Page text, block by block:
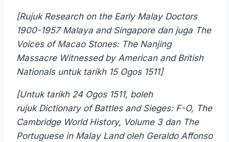
[Rujuk Research on the Early Malay Doctors
1900-1957 Malaya and Singapore dan juga The
Voices of Macao Stones: The Nanjing
Massacre Witnessed by American and British
Nationals untuk tarikh 15 Ogos 1511]
[Untuk tarikh 24 Ogos 1511, boleh
rujuk Dictionary of Battles and Sieges: F-O, The
Cambridge World History, Volume 3 dan The
Portuguese in Malay Land oleh Geraldo Affonso